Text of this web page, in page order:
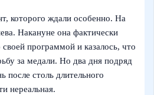
которого ждали особенно. На
Накануне она фактически
программой и казалось, что
за медали. Но два дня подряд
после столь длительного
нереальная.